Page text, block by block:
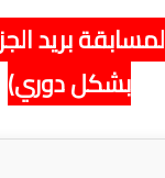
لمسابقة بريد
بشكل دوري)